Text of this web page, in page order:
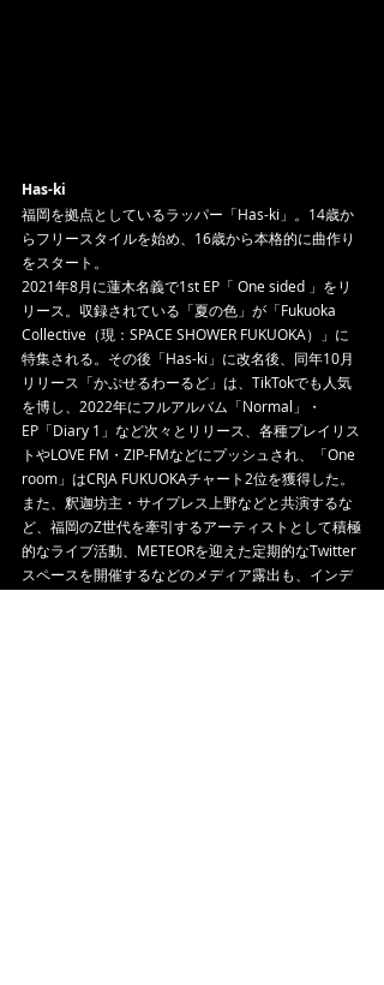
Has-ki
福岡を拠点としているラッパー「Has-ki」。14歳か
らフリースタイルを始め、16歳から本格的に曲作り
をスタート。
2021年8月に蓮木名義で1st EP「 One sided 」をリ
リース。収録されている「夏の色」が「Fukuoka
Collective（現：SPACE SHOWER FUKUOKA）」に
特集される。その後「Has-ki」に改名後、同年10月
リリース「かぷせるわーるど」は、TikTokでも人気
を博し、2022年にフルアルバム「Normal」・
EP「Diary 1」など次々とリリース、各種プレイリス
トやLOVE FM・ZIP-FMなどにプッシュされ、「One
room」はCRJA FUKUOKAチャート2位を獲得した。
また、釈迦坊主・サイプレス上野などと共演するな
ど、福岡のZ世代を牽引するアーティストとして積極
的なライブ活動、METEORを迎えた定期的なTwitter
スペースを開催するなどのメディア露出も、インデ